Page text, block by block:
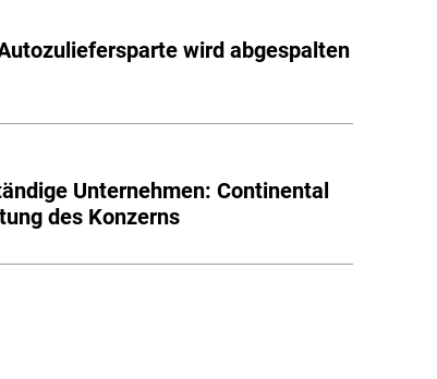
wird abgespalten
Unternehmen: Continental
des Konzerns